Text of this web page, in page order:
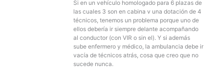
Si en un vehículo homologado para 6 plazas de
las cuales 3 son en cabina v una dotación de 4
técnicos, tenemos un problema porque uno de
ellos debería ir siempre delante acompañando
al conductor (con VIR o sin el). Y si además
sube enfermero y médico, la ambulancia debe ir
vacía de técnicos atrás, cosa que creo que no
sucede nunca.